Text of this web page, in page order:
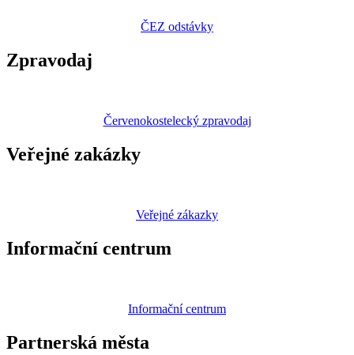
ČEZ odstávky
Zpravodaj
Červenokostelecký zpravodaj
Veřejné zakázky
Veřejné zákazky
Informační centrum
Informační centrum
Partnerská města